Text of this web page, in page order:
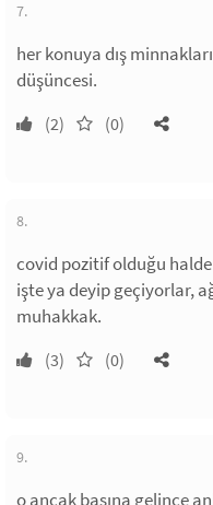
7.
her konuya dış
düşüncesi.
(2) (0)
8.
covid pozitif olduğu
işte ya deyip geçiyorlar,
muhakkak.
(3) (0)
9.
o ancak başına gelince